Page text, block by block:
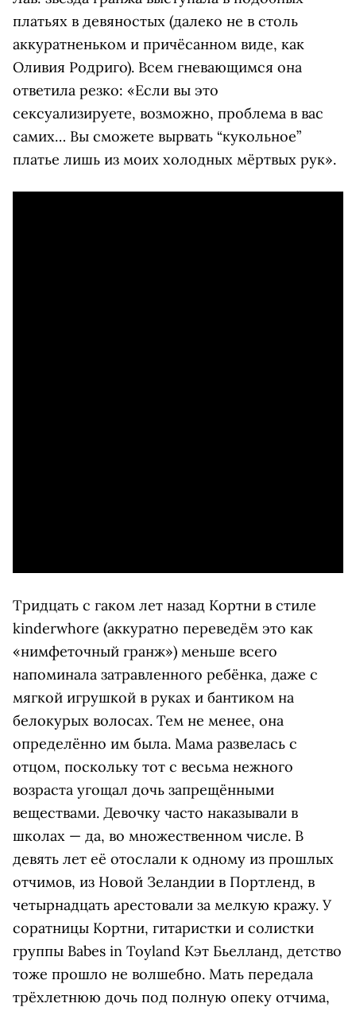
платьях в девяностых (далеко не в столь
аккуратненьком и причёсанном виде, как
Оливия Родриго). Всем гневающимся она
ответила резко: «Если вы это
сексуализируете, возможно, проблема в вас
самих… Вы сможете вырвать “кукольное”
платье лишь из моих холодных мёртвых рук».
Тридцать с гаком лет назад Кортни в стиле
kinderwhore (аккуратно переведём это как
«нимфеточный гранж») меньше всего
напоминала затравленного ребёнка, даже с
мягкой игрушкой в руках и бантиком на
белокурых волосах. Тем не менее, она
определённо им была. Мама развелась с
отцом, поскольку тот с весьма нежного
возраста угощал дочь запрещёнными
веществами. Девочку часто наказывали в
школах — да, во множественном числе. В
девять лет её отослали к одному из прошлых
отчимов, из Новой Зеландии в Портленд, в
четырнадцать арестовали за мелкую кражу. У
соратницы Кортни, гитаристки и солистки
группы Babes in Toyland Кэт Бьелланд, детство
тоже прошло не волшебно. Мать передала
трёхлетнюю дочь под полную опеку отчима,